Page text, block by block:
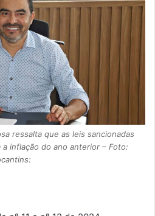
ressalta que as leis sancionadas
inflação do ano anterior – Foto: